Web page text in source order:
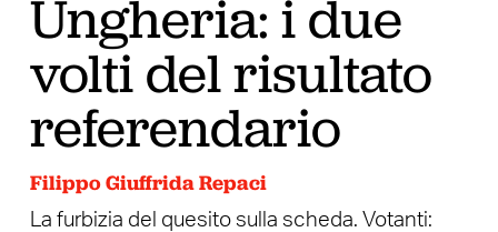
Ungheria: i due
volti del risultato
referendario
Filippo Giuffrida Repaci
La furbizia del quesito sulla scheda. Votanti: